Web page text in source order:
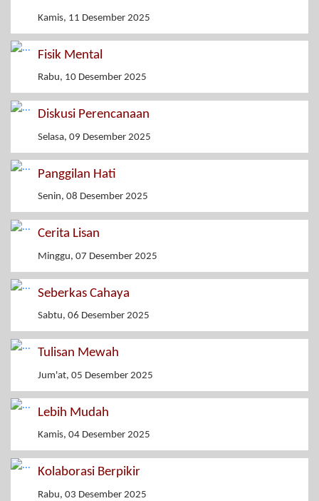
Kamis, 11 Desember 2025
Fisik Mental
Rabu, 10 Desember 2025
Diskusi Perencanaan
Selasa, 09 Desember 2025
Panggilan Hati
Senin, 08 Desember 2025
Cerita Lisan
Minggu, 07 Desember 2025
Seberkas Cahaya
Sabtu, 06 Desember 2025
Tulisan Mewah
Jum'at, 05 Desember 2025
Lebih Mudah
Kamis, 04 Desember 2025
Kolaborasi Berpikir
Rabu, 03 Desember 2025